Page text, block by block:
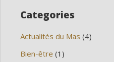
Categories
Actualités du Mas (4)
Bien-être (1)